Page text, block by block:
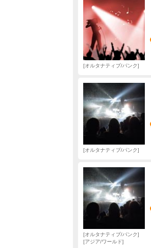
オルタナティブ/パンク
オルタナティブ/パンク
オルタナティブ/パンク
アジア/ワールド